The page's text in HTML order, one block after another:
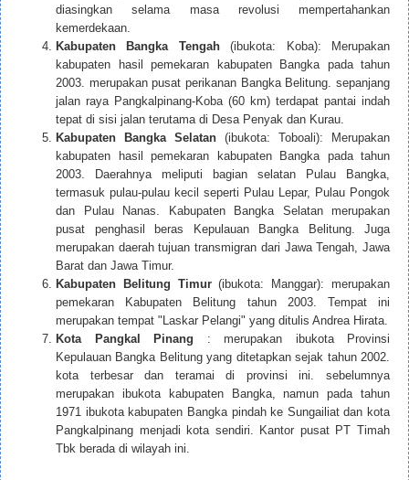
diasingkan selama masa revolusi mempertahankan
kemerdekaan.
Kabupaten Bangka Tengah(ibukota: Koba): Merupakan
kabupaten hasil pemekaran kabupaten Bangka pada tahun
2003. merupakan pusat perikanan Bangka Belitung. sepanjang
jalan raya Pangkalpinang-Koba (60 km) terdapat pantai indah
tepat di sisi jalan terutama di Desa Penyak dan Kurau.
Kabupaten Bangka Selatan (ibukota: Toboali): Merupakan
kabupaten hasil pemekaran kabupaten Bangka pada tahun
2003. Daerahnya meliputi bagian selatan Pulau Bangka,
termasuk pulau-pulau kecil seperti Pulau Lepar, Pulau Pongok
dan Pulau Nanas. Kabupaten Bangka Selatan merupakan
pusat penghasil beras Kepulauan Bangka Belitung. Juga
merupakan daerah tujuan transmigran dari Jawa Tengah, Jawa
Barat dan Jawa Timur.
Kabupaten Belitung Timur(ibukota: Manggar): merupakan
pemekaran Kabupaten Belitung tahun 2003. Tempat ini
merupakan tempat "Laskar Pelangi" yang ditulis Andrea Hirata.
Kota Pangkal Pinang : merupakan ibukota Provinsi
Kepulauan Bangka Belitung yang ditetapkan sejak tahun 2002.
kota terbesar dan teramai di provinsi ini. sebelumnya
merupakan ibukota kabupaten Bangka, namun pada tahun
1971 ibukota kabupaten Bangka pindah ke Sungailiat dan kota
Pangkalpinang menjadi kota sendiri. Kantor pusat PT Timah
Tbk berada di wilayah ini.